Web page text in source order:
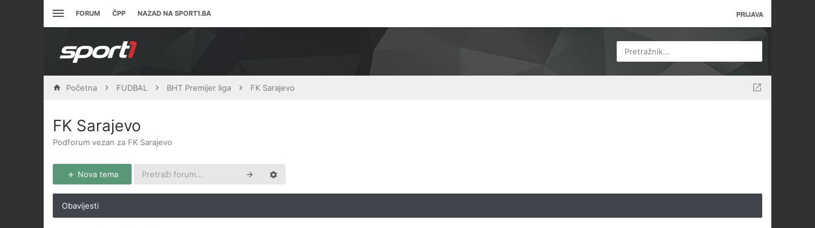
FORUM ČPP NAZAD NA SPORT1.BA PRIJAVA
Pretražnik...
Početna FUDBAL BHT Premijer liga FK Sarajevo
FK Sarajevo
Podforum vezan za FK Sarajevo
Nova tema
Obavijesti